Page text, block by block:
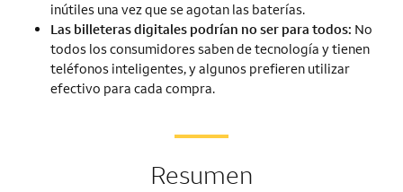
inútiles una vez que se agotan las baterías.
Las billeteras digitales podrían no ser para todos: No
todos los consumidores saben de tecnología y tienen
teléfonos inteligentes, y algunos prefieren utilizar
efectivo para cada compra.
Resumen